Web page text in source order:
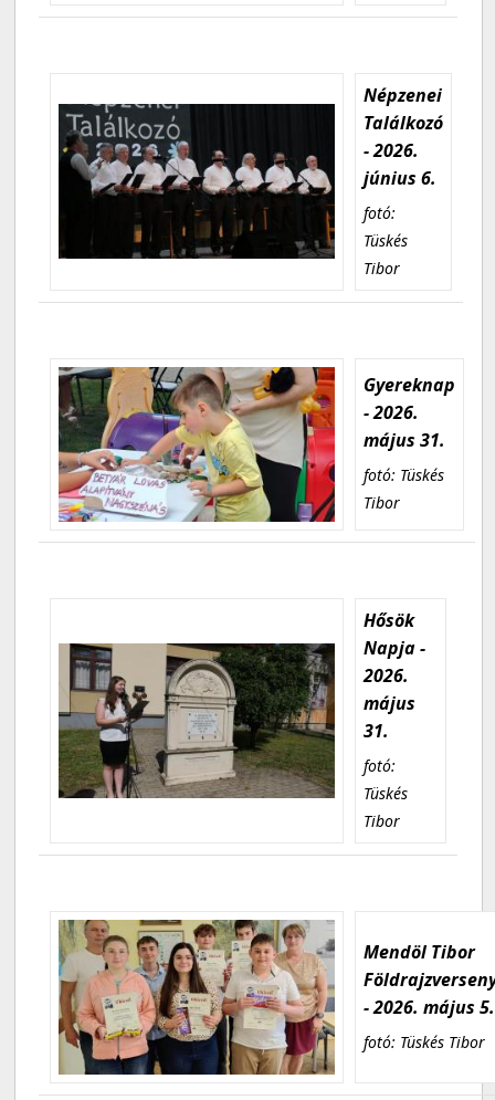
Népzenei
Találkozó
- 2026.
június 6.
fotó:
Tüskés
Tibor
Gyereknap
- 2026.
május 31.
fotó: Tüskés
Tibor
Hősök
Napja -
2026.
május
31.
fotó:
Tüskés
Tibor
Mendöl Tibor
- 2026. május 5.
fotó: Tüskés Tibor